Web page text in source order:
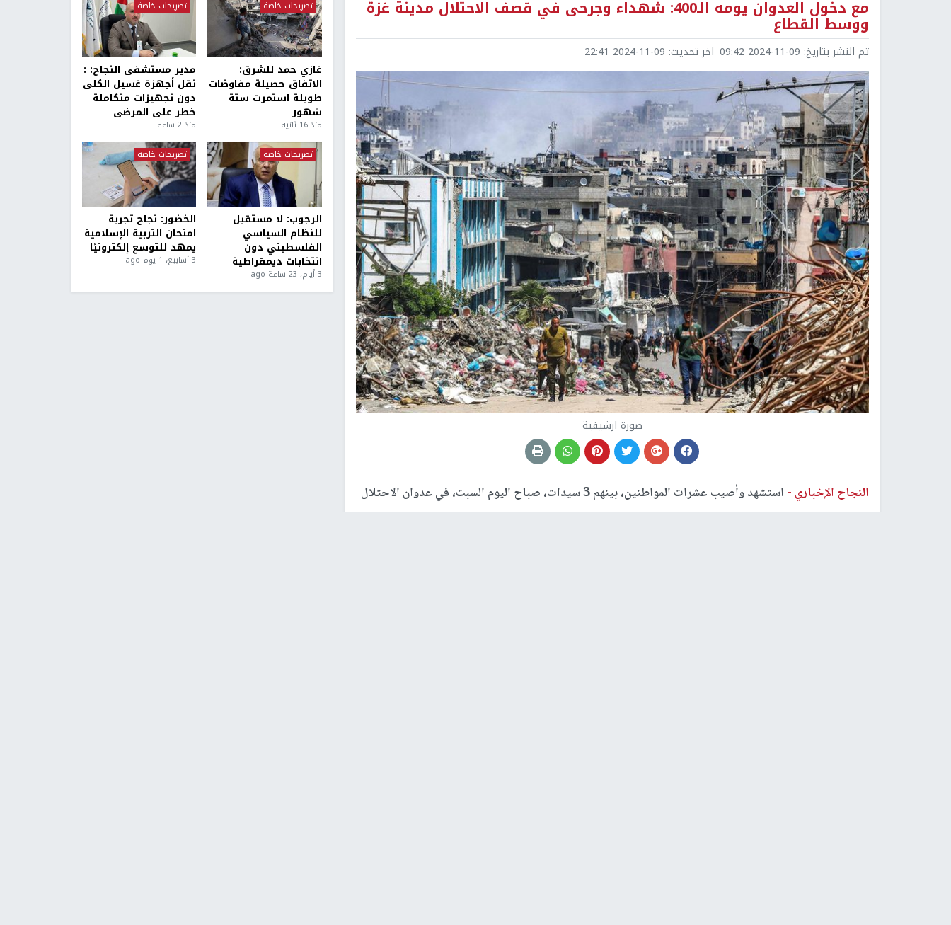
مع دخول العدوان يومه الـ400: شهداء وجرحى في قصف الاحتلال مدينة غزة
ووسط القطاع
تم النشر بتاريخ: 2024-11-09 09:42 اخر تحديث: 2024-11-09 22:41
صورة ارشيفية
النجاح الإخباري -
استشهد وأصيب عشرات المواطنين، بينهم 3 سيدات، صباح اليوم السبت، في عدوان الاحتلال
تصريحات خاصة
غازي حمد للشرق:
الاتفاق حصيلة مفاوضات
طويلة استمرت ستة
شهور
منذ 16 ثانية
تصريحات خاصة
مدير مستشفى النجاح: :
نقل أجهزة غسيل الكلى
دون تجهيزات متكاملة
خطر على المرضى
منذ 2 ساعة
تصريحات خاصة
الرجوب: لا مستقبل
للنظام السياسي
الفلسطيني دون
انتخابات ديمقراطية
3 أيام، 23 ساعة ago
تصريحات خاصة
الخضور: نجاح تجربة
امتحان التربية الإسلامية
يمهد للتوسع إلكترونيًا
3 أسابيع، 1 يوم ago